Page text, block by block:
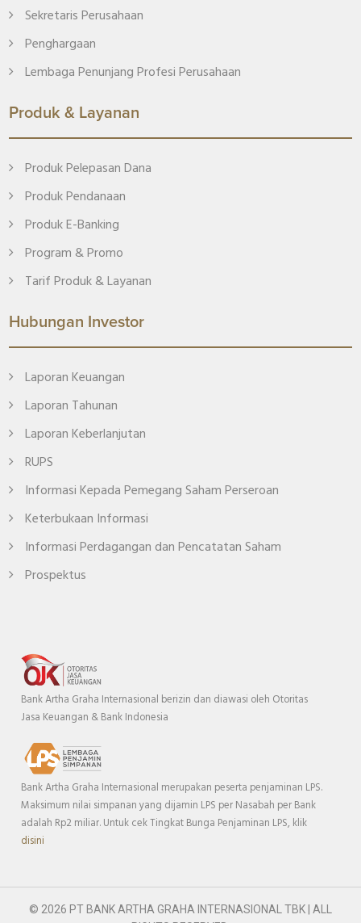
Sekretaris Perusahaan
Penghargaan
Lembaga Penunjang Profesi Perusahaan
Produk & Layanan
Produk Pelepasan Dana
Produk Pendanaan
Produk E-Banking
Program & Promo
Tarif Produk & Layanan
Hubungan Investor
Laporan Keuangan
Laporan Tahunan
Laporan Keberlanjutan
RUPS
Informasi Kepada Pemegang Saham Perseroan
Keterbukaan Informasi
Informasi Perdagangan dan Pencatatan Saham
Prospektus
Bank Artha Graha Internasional berizin dan diawasi oleh Otoritas
Jasa Keuangan & Bank Indonesia
Bank Artha Graha Internasional merupakan peserta penjaminan LPS.
Maksimum nilai simpanan yang dijamin LPS per Nasabah per Bank
adalah Rp2 miliar. Untuk cek Tingkat Bunga Penjaminan LPS, klik
disini
© 2026 PT BANK ARTHA GRAHA INTERNASIONAL TBK | ALL